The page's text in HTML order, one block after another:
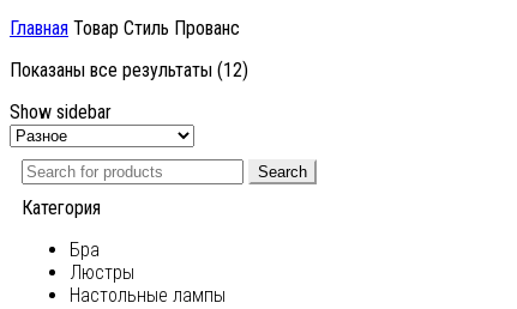
Главная Товар Стиль Прованс
Показаны все результаты (12)
Show sidebar
Search
Категория
Бра
Люстры
Настольные лампы